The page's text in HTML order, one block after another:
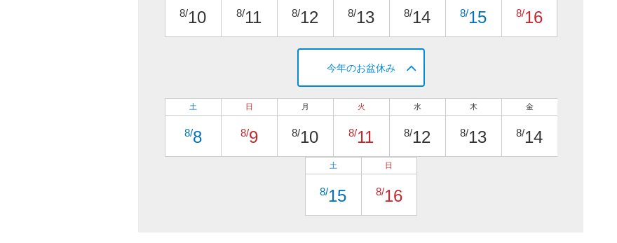
8/10 8/11 8/12 8/13 8/14 8/15 8/16
今年のお盆休み
土
8/8
日
8/9
月
8/10
火
8/11
水
8/12
木
8/13
金
8/14
土
8/15
日
8/16